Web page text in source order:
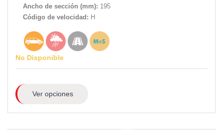
Ancho de sección (mm): 195
Código de velocidad: H
No Disponible
Ver opciones